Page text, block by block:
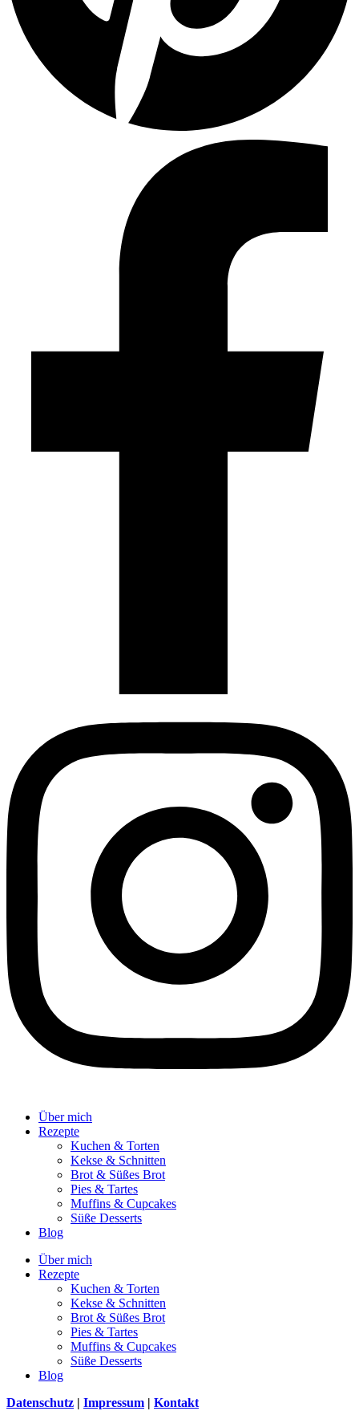
Über mich
Rezepte
Kuchen & Torten
Kekse & Schnitten
Brot & Süßes Brot
Pies & Tartes
Muffins & Cupcakes
Süße Desserts
Blog
Über mich
Rezepte
Kuchen & Torten
Kekse & Schnitten
Brot & Süßes Brot
Pies & Tartes
Muffins & Cupcakes
Süße Desserts
Blog
Datenschutz | Impressum | Kontakt